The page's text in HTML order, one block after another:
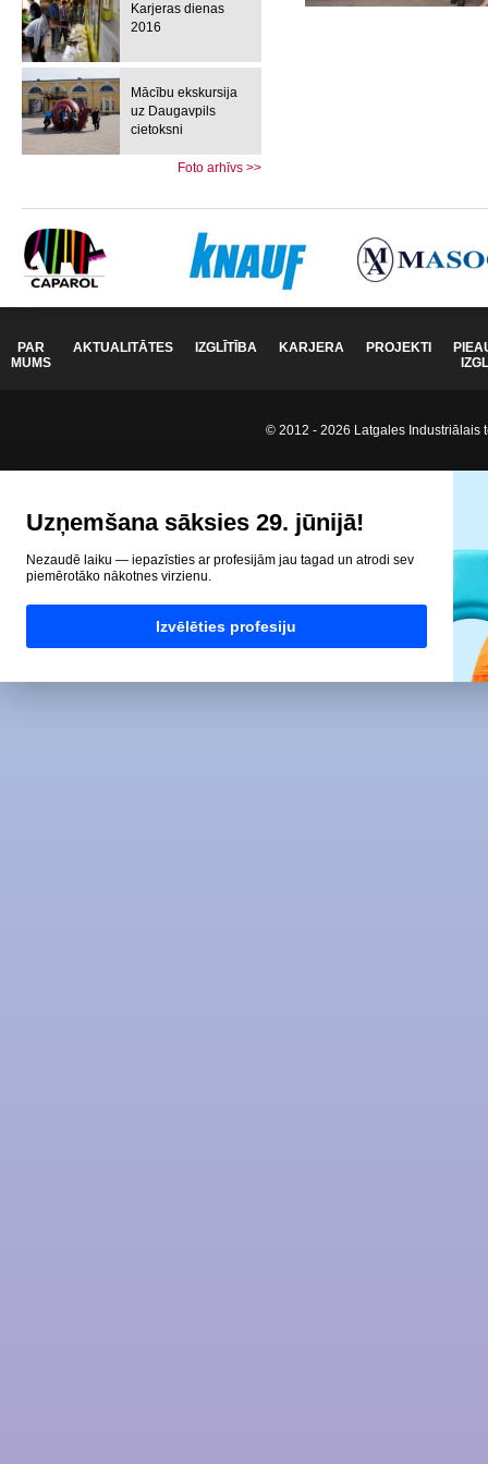
Karjeras dienas
2016
Mācību ekskursija
uz Daugavpils
cietoksni
Foto arhīvs >>
PAR
MUMS
AKTUALITĀTES IZGLĪTĪBA KARJERA PROJEKTI
© 2012 - 2026 Latgales Industriālais
Uzņemšana sāksies 29. jūnijā!
Nezaudē laiku — iepazīsties ar profesijām jau tagad un atrodi sev
piemērotāko nākotnes virzienu.
Izvēlēties profesiju